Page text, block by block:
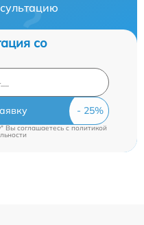
со
Вы соглашаетесь cполитикой